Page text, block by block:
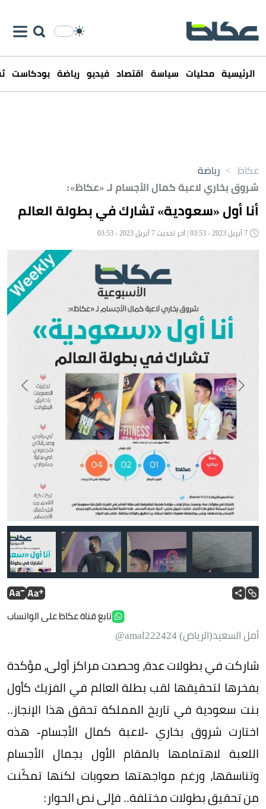
الرئيسية محليات سياسة اقتصاد فيديو رياضة بودكاست
عكاظ > رياضة
شروق بخاري لاعبة كمال الأجسام لـ «عكاظ»:
أنا أول «سعودية» تشارك في بطولة العالم
شروق بخاري
تابع قناة عكاظ على الواتساب
أمل السعيد(الرياض) amal222424@
شاركت في بطولات عدة، وحصدت مراكز أولى، مؤكدة
بفخرها لتحقيقها لقب بطلة العالم في الفزيك كأول
بنت سعودية في تاريخ المملكة تحقق هذا الإنجاز..
اختارت شروق بخاري -لاعبة كمال الأجسام- هذه
اللعبة لاهتمامها بالمقام الأول بجمال الأجسام
وتناسقها، ورغم مواجهتها صعوبات لكنها تمكّنت
من تحقيق بطولات مختلفة.. فإلى نص الحوار: